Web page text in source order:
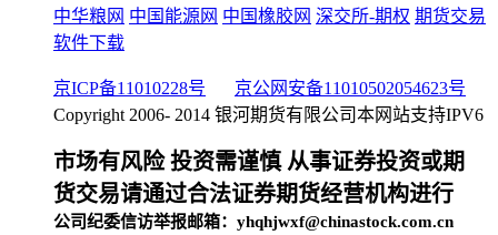
中华粮网 中国能源网 中国橡胶网 深交所-期权 期货交易
软件下载
京ICP备11010228号
京公网安备11010502054623号
Copyright 2006- 2014 银河期货有限公司本网站支持IPV6
市场有风险 投资需谨慎 从事证券投资或期
货交易请通过合法证券期货经营机构进行
公司纪委信访举报邮箱：yhqhjwxf@chinastock.com.cn